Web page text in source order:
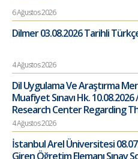
6 Ağustos 2026
Dilmer 03.08.2026 Tarihli
4 Ağustos 2026
Dil Uygulama Ve Araştırma
Muafiyet Sınavı Hk.
Research Center Regarding
4 Ağustos 2026
İstanbul Arel Üniversitesi
Giren Öğretim Elemanı Sınav